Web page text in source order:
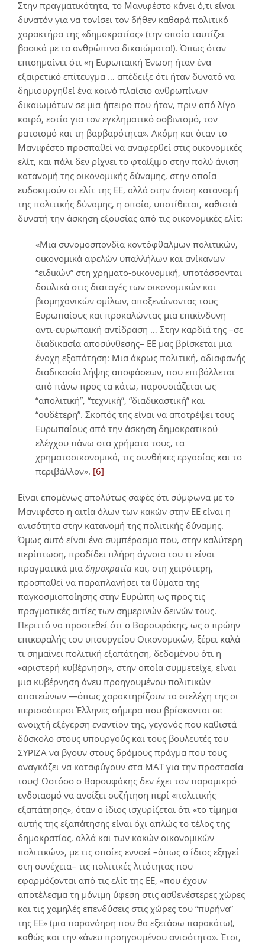
Στην πραγματικότητα, το Μανιφέστο κάνει ό,τι είναι
δυνατόν για να τονίσει τον δήθεν καθαρά πολιτικό
χαρακτήρα της «δημοκρατίας» (την οποία ταυτίζει
βασικά με τα ανθρώπινα δικαιώματα!). Όπως όταν
επισημαίνει ότι «η Ευρωπαϊκή Ένωση ήταν ένα
εξαιρετικό επίτευγμα … απέδειξε ότι ήταν δυνατό να
δημιουργηθεί ένα κοινό πλαίσιο ανθρωπίνων
δικαιωμάτων σε μια ήπειρο που ήταν, πριν από λίγο
καιρό, εστία για τον εγκληματικό σοβινισμό, τον
ρατσισμό και τη βαρβαρότητα». Ακόμη και όταν το
Μανιφέστο προσπαθεί να αναφερθεί στις οικονομικές
ελίτ, και πάλι δεν ρίχνει το φταίξιμο στην πολύ άνιση
κατανομή της οικονομικής δύναμης, στην οποία
ευδοκιμούν οι ελίτ της ΕΕ, αλλά στην άνιση κατανομή
της πολιτικής δύναμης, η οποία, υποτίθεται, καθιστά
δυνατή την άσκηση εξουσίας από τις οικονομικές ελίτ:
«Μια συνομοσπονδία κοντόφθαλμων πολιτικών,
οικονομικά αφελών υπαλλήλων και ανίκανων
“ειδικών” στη χρηματο-οικονομική, υποτάσσονται
δουλικά στις διαταγές των οικονομικών και
βιομηχανικών ομίλων, αποξενώνοντας τους
Ευρωπαίους και προκαλώντας μια επικίνδυνη
αντι-ευρωπαϊκή αντίδραση … Στην καρδιά της –σε
διαδικασία αποσύνθεσης– ΕΕ μας βρίσκεται μια
ένοχη εξαπάτηση: Μια άκρως πολιτική, αδιαφανής
διαδικασία λήψης αποφάσεων, που επιβάλλεται
από πάνω προς τα κάτω, παρουσιάζεται ως
“απολιτική”, “τεχνική”, “διαδικαστική” και
“ουδέτερη”. Σκοπός της είναι να αποτρέψει τους
Ευρωπαίους από την άσκηση δημοκρατικού
ελέγχου πάνω στα χρήματα τους, τα
χρηματοοικονομικά, τις συνθήκες εργασίας και το
περιβάλλον». [6]
Είναι επομένως απολύτως σαφές ότι σύμφωνα με το
Μανιφέστο η αιτία όλων των κακών στην ΕΕ είναι η
ανισότητα στην κατανομή της πολιτικής δύναμης.
Όμως αυτό είναι ένα συμπέρασμα που, στην καλύτερη
περίπτωση, προδίδει πλήρη άγνοια του τι είναι
πραγματικά μια δημοκρατία και, στη χειρότερη,
προσπαθεί να παραπλανήσει τα θύματα της
παγκοσμιοποίησης στην Ευρώπη ως προς τις
πραγματικές αιτίες των σημερινών δεινών τους.
Περιττό να προστεθεί ότι ο Βαρουφάκης, ως ο πρώην
επικεφαλής του υπουργείου Οικονομικών, ξέρει καλά
τι σημαίνει πολιτική εξαπάτηση, δεδομένου ότι η
«αριστερή κυβέρνηση», στην οποία συμμετείχε, είναι
μια κυβέρνηση άνευ προηγουμένου πολιτικών
απατεώνων —όπως χαρακτηρίζουν τα στελέχη της οι
περισσότεροι Έλληνες σήμερα που βρίσκονται σε
ανοιχτή εξέγερση εναντίον της, γεγονός που καθιστά
δύσκολο στους υπουργούς και τους βουλευτές του
ΣΥΡΙΖΑ να βγουν στους δρόμους πράγμα που τους
αναγκάζει να καταφύγουν στα ΜΑΤ για την προστασία
τους! Ωστόσο ο Βαρουφάκης δεν έχει τον παραμικρό
ενδοιασμό να ανοίξει συζήτηση περί «πολιτικής
εξαπάτησης», όταν ο ίδιος ισχυρίζεται ότι «το τίμημα
αυτής της εξαπάτησης είναι όχι απλώς το τέλος της
δημοκρατίας, αλλά και των κακών οικονομικών
πολιτικών», με τις οποίες εννοεί –όπως ο ίδιος εξηγεί
στη συνέχεια– τις πολιτικές λιτότητας που
εφαρμόζονται από τις ελίτ της ΕΕ, «που έχουν
αποτέλεσμα τη μόνιμη ύφεση στις ασθενέστερες χώρες
και τις χαμηλές επενδύσεις στις χώρες του “πυρήνα”
της ΕΕ» (μια παρανόηση που θα εξετάσω παρακάτω),
καθώς και την «άνευ προηγουμένου ανισότητα». Έτσι,